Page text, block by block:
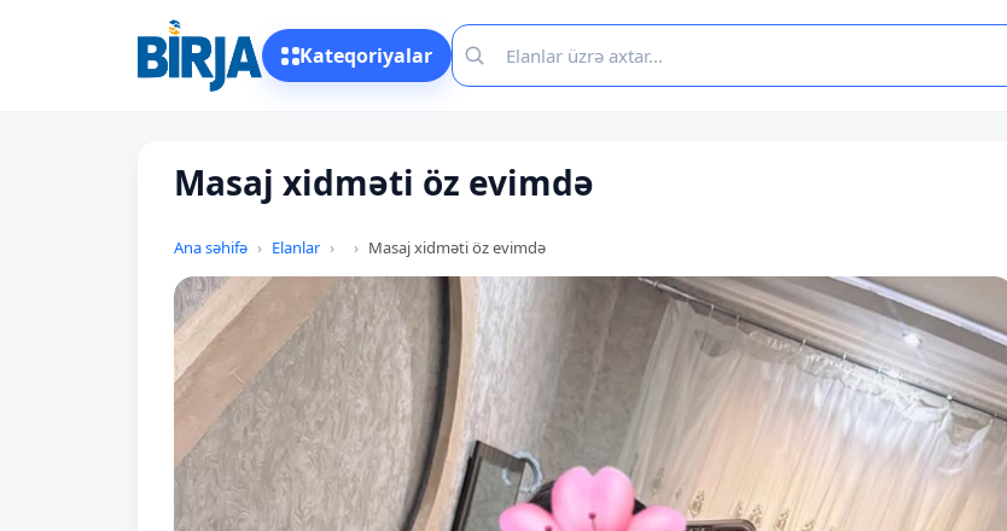
Kateqoriyalar
Masaj xidməti öz evimdə
Ana səhifə Elanlar Masaj xidməti öz evimdə